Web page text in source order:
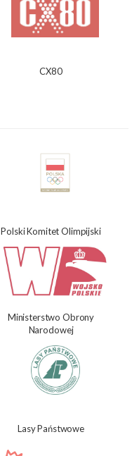
CX80
Polski Komitet Olimpijski
Ministerstwo Obrony
Narodowej
Lasy Państwowe